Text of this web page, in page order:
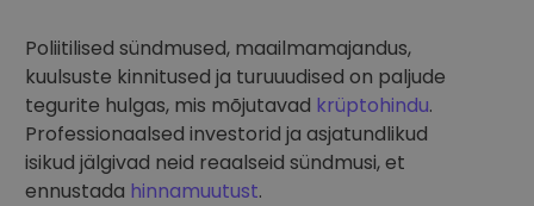
Poliitilised sündmused, maailmamajandus,
kuulsuste kinnitused ja turuuudised on paljude
tegurite hulgas, mis mõjutavad krüptohindu.
Professionaalsed investorid ja asjatundlikud
isikud jälgivad neid reaalseid sündmusi, et
ennustada hinnamuutust.